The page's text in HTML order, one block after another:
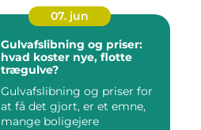
07. jun
Gulvafslibning og priser:
hvad koster nye, flotte
trægulve?
Gulvafslibning og priser for
at få det gjort, er et emne,
mange boligejere